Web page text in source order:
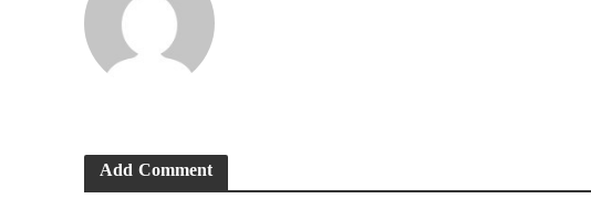
Add Comment